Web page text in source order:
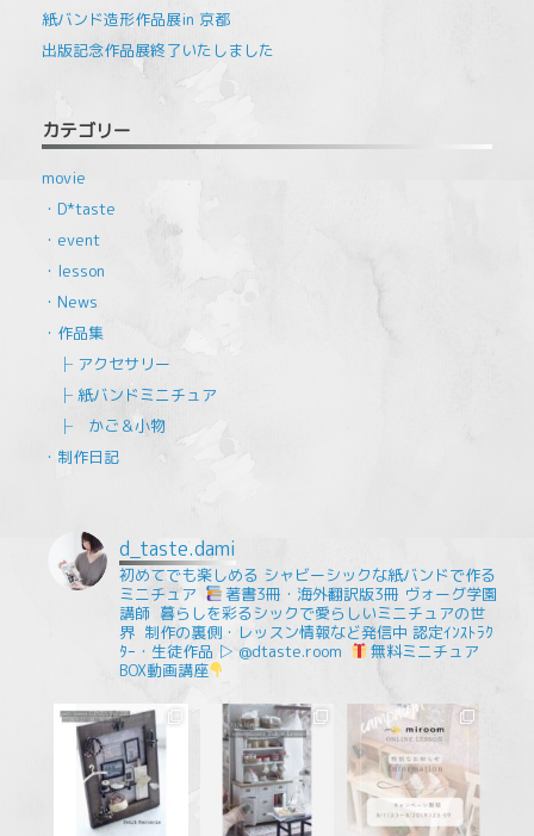
紙バンド造形作品展in 京都
出版記念作品展終了いたしました
カテゴリー
movie
・D*taste
・event
・lesson
・News
・作品集
├ アクセサリー
├ 紙バンドミニチュア
├ かご＆小物
・制作日記
d_taste.dami
初めてでも楽しめる シャビーシックな紙バンドで作る
ミニチュア
著書3冊・海外翻訳版3冊 ヴォーグ学園
講師 暮らしを彩るシックで愛らしいミニチュアの世
界 制作の裏側・レッスン情報など発信中 認定ｲﾝｽﾄﾗｸ
ﾀｰ・生徒作品 ▷ @dtaste.room
無料ミニチュア
BOX動画講座